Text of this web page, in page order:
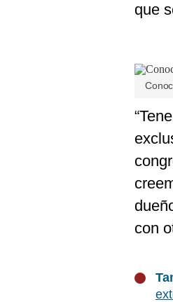
que
con